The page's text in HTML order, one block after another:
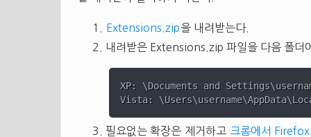
Extensions.zip을 내려받는다.
내려받은 Extensions.zip 파일을 다음 폴더
XP: \Documents and
필요없는 확장은 제거하고
크롬에서